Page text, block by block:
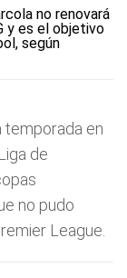
no renovará
y es el objetivo
según
temporada en
de
no pudo
League.